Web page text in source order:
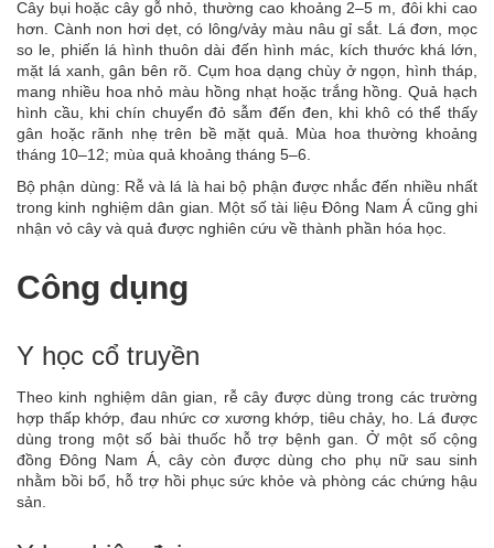
Cây bụi hoặc cây gỗ nhỏ, thường cao khoảng 2–5 m, đôi khi cao
hơn. Cành non hơi dẹt, có lông/vảy màu nâu gỉ sắt. Lá đơn, mọc
so le, phiến lá hình thuôn dài đến hình mác, kích thước khá lớn,
mặt lá xanh, gân bên rõ. Cụm hoa dạng chùy ở ngọn, hình tháp,
mang nhiều hoa nhỏ màu hồng nhạt hoặc trắng hồng. Quả hạch
hình cầu, khi chín chuyển đỏ sẫm đến đen, khi khô có thể thấy
gân hoặc rãnh nhẹ trên bề mặt quả. Mùa hoa thường khoảng
tháng 10–12; mùa quả khoảng tháng 5–6.
Bộ phận dùng: Rễ và lá là hai bộ phận được nhắc đến nhiều nhất
trong kinh nghiệm dân gian. Một số tài liệu Đông Nam Á cũng ghi
nhận vỏ cây và quả được nghiên cứu về thành phần hóa học.
Công dụng
Y học cổ truyền
Theo kinh nghiệm dân gian, rễ cây được dùng trong các trường
hợp thấp khớp, đau nhức cơ xương khớp, tiêu chảy, ho. Lá được
dùng trong một số bài thuốc hỗ trợ bệnh gan. Ở một số cộng
đồng Đông Nam Á, cây còn được dùng cho phụ nữ sau sinh
nhằm bồi bổ, hỗ trợ hồi phục sức khỏe và phòng các chứng hậu
sản.